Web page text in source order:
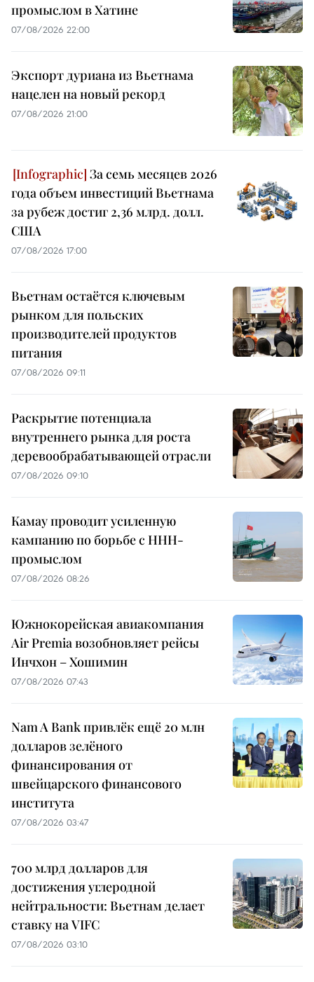
промыслом в Хатине
07/08/2026 22:00
Экспорт дуриана из Вьетнама
нацелен на новый рекорд
07/08/2026 21:00
За семь месяцев 2026
года объем инвестиций Вьетнама
за рубеж достиг 2,36 млрд. долл.
США
07/08/2026 17:00
Вьетнам остаётся ключевым
рынком для польских
производителей продуктов
питания
07/08/2026 09:11
Раскрытие потенциала
внутреннего рынка для роста
деревообрабатывающей отрасли
07/08/2026 09:10
Камау проводит усиленную
кампанию по борьбе с ННН-
промыслом
07/08/2026 08:26
Южнокорейская авиакомпания
Air Premia возобновляет рейсы
Инчхон – Хошимин
07/08/2026 07:43
Nam A Bank привлёк ещё 20 млн
долларов зелёного
финансирования от
швейцарского финансового
института
07/08/2026 03:47
700 млрд долларов для
достижения углеродной
нейтральности: Вьетнам делает
ставку на VIFC
07/08/2026 03:10